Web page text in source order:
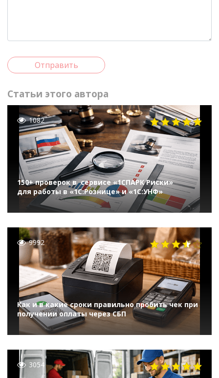
Отправить
Статьи этого автора
1082
150+ проверок в сервисе «1СПАРК Риски»
для работы в «1С:Рознице» и «1С:УНФ»
9992
Как и в какие сроки правильно пробить чек при
получении оплаты через СБП
3054